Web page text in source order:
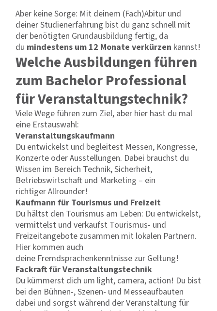
Aber keine Sorge: Mit deinem (Fach)Abitur und
deiner Studienerfahrung bist du ganz schnell mit
der benötigten Grundausbildung fertig, da
du mindestens um 12 Monate verkürzen kannst!
Welche Ausbildungen führen
zum Bachelor Professional
für Veranstaltungstechnik?
Viele Wege führen zum Ziel, aber hier hast du mal
eine Erstauswahl:
Veranstaltungskaufmann
Du entwickelst und begleitest Messen, Kongresse,
Konzerte oder Ausstellungen. Dabei brauchst du
Wissen im Bereich Technik, Sicherheit,
Betriebswirtschaft und Marketing – ein
richtiger Allrounder!
Kaufmann für Tourismus und Freizeit​
Du hältst den Tourismus am Leben: Du entwickelst,
vermittelst und verkaufst Tourismus- und
Freizeitangebote zusammen mit lokalen Partnern.
Hier kommen auch
deine Fremdsprachenkenntnisse zur Geltung!
Fackraft für Veranstaltungstechnik
Du kümmerst dich um light, camera, action! Du bist
bei den Bühnen-, Szenen- und Messeaufbauten
dabei und sorgst während der Veranstaltung für